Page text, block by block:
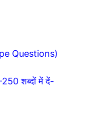
Questions)
250 शब्दों में दें-